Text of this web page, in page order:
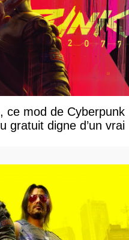
ce mod de Cyberpunk
gratuit digne d’un vrai